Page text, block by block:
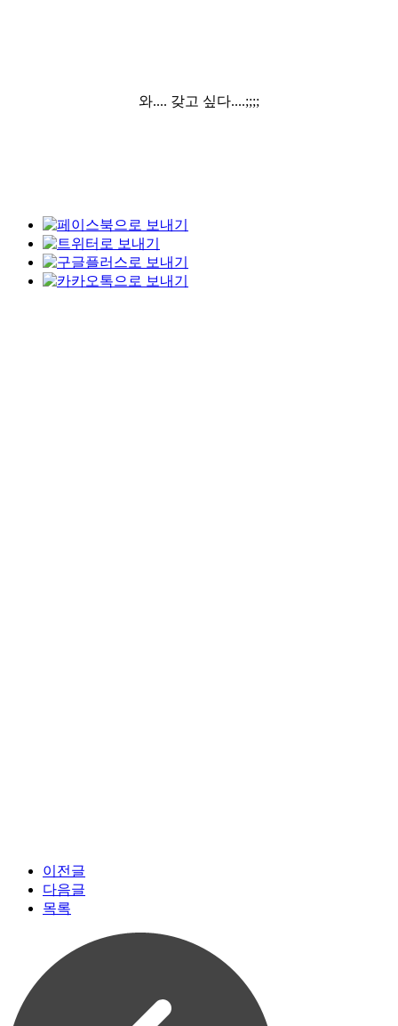
와.... 갖고 싶다....;;;;
이전글
다음글
목록